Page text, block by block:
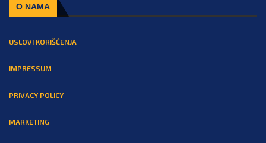
O NAMA
USLOVI KORIŠĆENJA
IMPRESSUM
PRIVACY POLICY
MARKETING